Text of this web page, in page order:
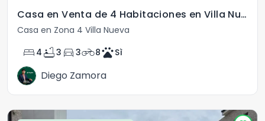
Casa en Venta de 4 Habitaciones en Villa Nueva Zona 4
Casa en Zona 4 Villa Nueva
bed 4 bathtub3 directions_car 3motorcycle8petsSì
Diego Zamora